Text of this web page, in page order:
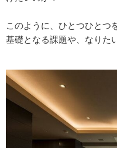
このように、ひとつひとつ
基礎となる課題や、なりた